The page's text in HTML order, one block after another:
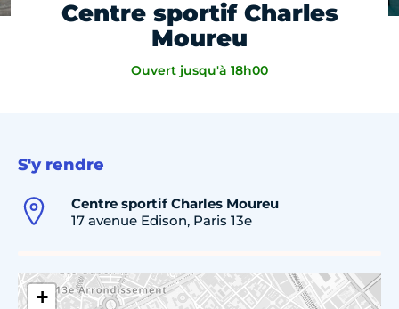
Centre sportif Charles
Moureu
Ouvert jusqu'à 18h00
S'y rendre
Centre sportif Charles Moureu
17 avenue Edison, Paris 13e
+